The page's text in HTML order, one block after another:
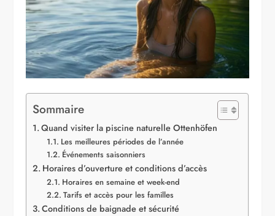
Sommaire
Quand visiter la piscine naturelle Ottenhöfen
Les meilleures périodes de l’année
Événements saisonniers
Horaires d’ouverture et conditions d’accès
Horaires en semaine et week-end
Tarifs et accès pour les familles
Conditions de baignade et sécurité